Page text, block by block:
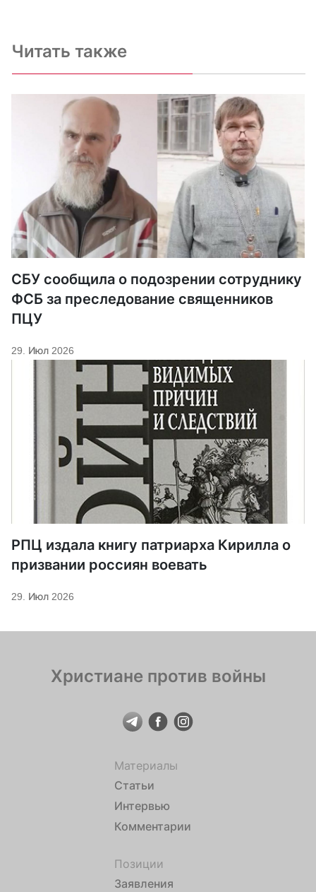
Читать также
СБУ сообщила о подозрении сотруднику
ФСБ за преследование священников
ПЦУ
29. Июл 2026
РПЦ издала книгу патриарха Кирилла о
призвании россиян воевать
29. Июл 2026
Христиане против войны
Материалы
Статьи
Интервью
Комментарии
Позиции
Заявления